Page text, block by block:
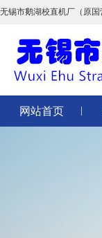
无锡市鹅湖校直机厂（原
网站首页